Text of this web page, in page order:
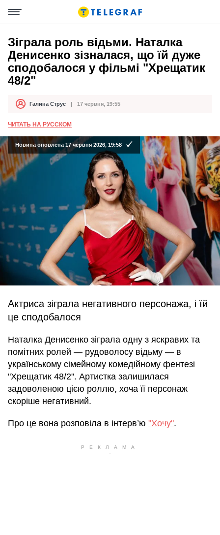
Зіграла роль відьми. Наталка
Денисенко зізналася, що їй дуже
сподобалося у фільмі "Хрещатик
48/2"
АвторГалина Струс
Дата публікації 17 червня, 19:55
ЧИТАТЬ НА РУССКОМ
Новина оновлена 17 червня 2026, 19:58
Актриса зіграла негативного персонажа, і їй
це сподобалося
Наталка Денисенко зіграла одну з яскравих та
помітних ролей — рудоволосу відьму — в
українському сімейному комедійному фентезі
"Хрещатик 48/2". Артистка залишилася
задоволеною цією роллю, хоча її персонаж
скоріше негативний.
Про це вона розповіла в інтерв’ю "Хочу".